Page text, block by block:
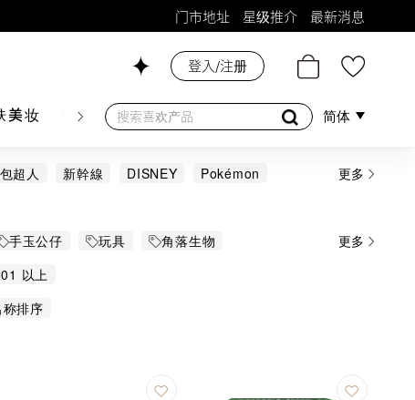
门市地址 星级推介 最新消息
美妆 香水香薰 个人护理 母婴护理 游戏及精品
登入/注册
简体
超人 新幹線 DISNEY
Pokémon
更多
手玉公仔 玩具
角落生物
更多
以上
称排序